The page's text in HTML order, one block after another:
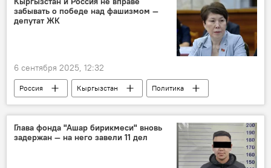
забывать о победе над фашизмом —
депутат ЖК
6 сентября 2025, 12:32
Россия Кыргызстан
Политика
победа
Гуля Кожокулова
Жогорку Кенеш
Глава фонда "Ашар бирикмеси" вновь
задержан — на него завели 11 дел